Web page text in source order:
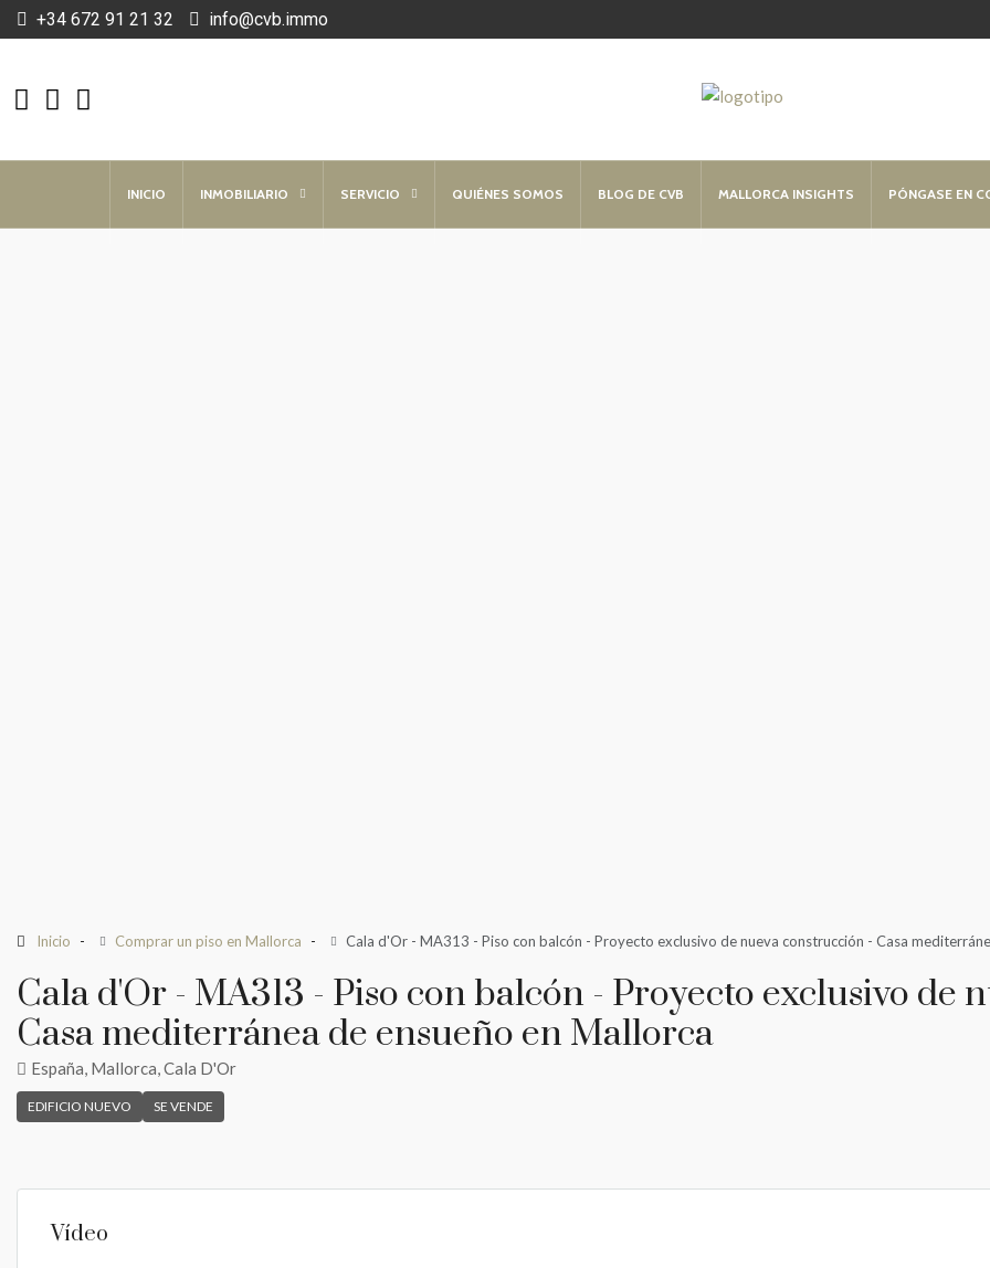
+34 672 91 21 32 info@cvb.immo
INICIO INMOBILIARIO SERVICIO QUIÉNES SOMOS BLOG DE CVB MALLORCA INSIGHTS PÓNGASE EN
Inicio Comprar un piso en Mallorca Cala d'Or - MA313 - Piso con balcón - Proyecto exclusivo de nueva construcción - Casa
Cala d'Or - MA313 - Piso con balcón - Proyecto exclusivo de
Casa mediterránea de ensueño en Mallorca
España, Mallorca, Cala D'Or
EDIFICIO NUEVO SE VENDE
Vídeo